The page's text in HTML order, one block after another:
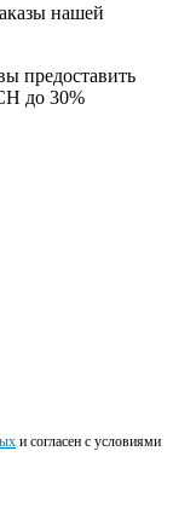
нашей
предоставить
до 30%
и согласен с условиями